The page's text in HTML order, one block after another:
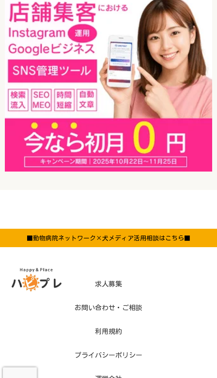
■動物病院ネットワーク×犬メディア活用相談はこちら■
求人募集
お問い合わせ・ご相談
利用規約
プライバシーポリシー